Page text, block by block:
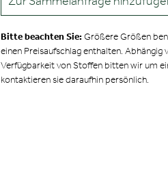
Bitte beachten Sie:Größere Größen
einen Preisaufschlag enthalten.
Verfügbarkeit von Stoffen bitten wir um
kontaktieren sie daraufhin persönlich.